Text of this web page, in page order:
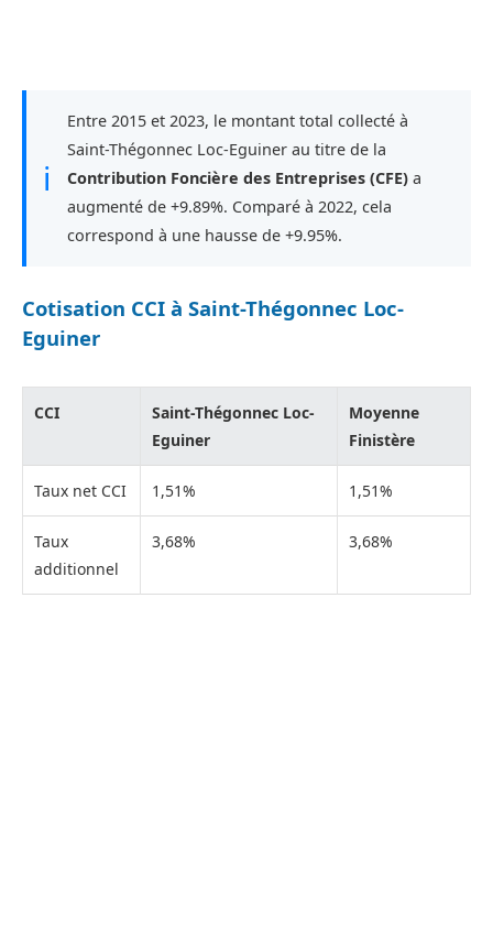
ℹ
Entre 2015 et 2023, le montant total collecté à
Saint-Thégonnec Loc-Eguiner au titre de la
Contribution Foncière des Entreprises (CFE) a
augmenté de +9.89%. Comparé à 2022, cela
correspond à une hausse de +9.95%.
Cotisation CCI à Saint-Thégonnec Loc-
Eguiner
CCI
Saint-Thégonnec Loc-
Eguiner
Moyenne
Finistère
Taux net CCI 1,51% 1,51%
Taux
additionnel
3,68% 3,68%